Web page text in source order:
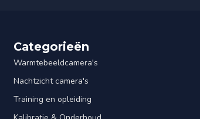
Categorieën
Warmtebeeldcamera's
Nachtzicht camera's
Training en opleiding